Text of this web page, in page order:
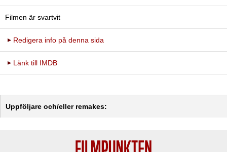
Filmen är svartvit
Redigera info på denna sida
Länk till IMDB
Uppföljare och/eller remakes: